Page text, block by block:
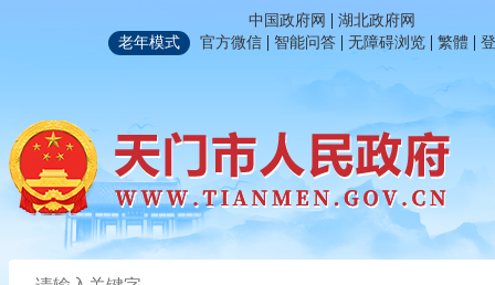
中国政府网 | 湖北政府网
老年模式
官方微信 | 智能问答 | 无障碍浏览 | 繁體 |